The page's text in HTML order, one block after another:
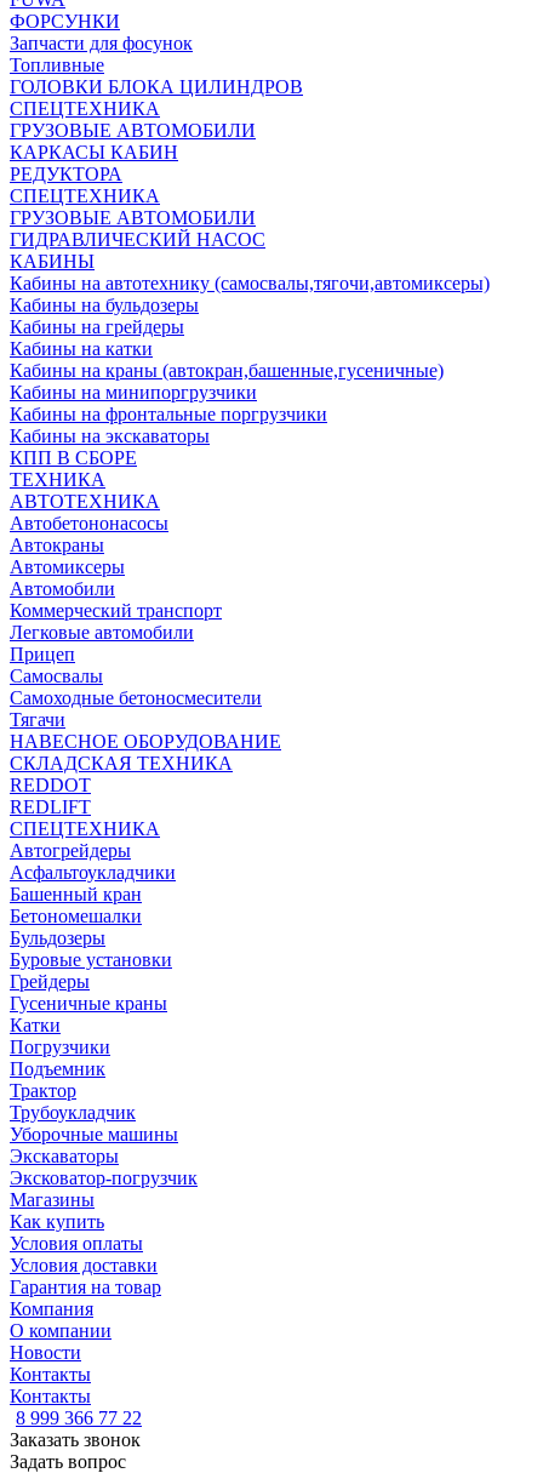
ФОРСУНКИ
Запчасти для фосунок
Топливные
ГОЛОВКИ БЛОКА ЦИЛИНДРОВ
СПЕЦТЕХНИКА
ГРУЗОВЫЕ АВТОМОБИЛИ
КАРКАСЫ КАБИН
РЕДУКТОРА
СПЕЦТЕХНИКА
ГРУЗОВЫЕ АВТОМОБИЛИ
ГИДРАВЛИЧЕСКИЙ НАСОС
КАБИНЫ
Кабины на автотехнику (самосвалы,тягочи,автомиксеры)
Кабины на бульдозеры
Кабины на грейдеры
Кабины на катки
Кабины на краны (автокран,башенные,гусеничные)
Кабины на минипоргрузчики
Кабины на фронтальные поргрузчики
Кабины на экскаваторы
КПП В СБОРЕ
ТЕХНИКА
АВТОТЕХНИКА
Автобетононасосы
Автокраны
Автомиксеры
Автомобили
Коммерческий транспорт
Легковые автомобили
Прицеп
Самосвалы
Самоходные бетоносмесители
Тягачи
НАВЕСНОЕ ОБОРУДОВАНИЕ
СКЛАДСКАЯ ТЕХНИКА
REDDOT
REDLIFT
СПЕЦТЕХНИКА
Автогрейдеры
Асфальтоукладчики
Башенный кран
Бетономешалки
Бульдозеры
Буровые установки
Грейдеры
Гусеничные краны
Катки
Погрузчики
Подъемник
Трактор
Трубоукладчик
Уборочные машины
Экскаваторы
Эксковатор-погрузчик
Магазины
Как купить
Условия оплаты
Условия доставки
Гарантия на товар
Компания
О компании
Новости
Контакты
Контакты
8 999 366 77 22
Заказать звонок
Задать вопрос